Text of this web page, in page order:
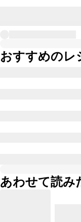
おすすめのレ
あわせて読み